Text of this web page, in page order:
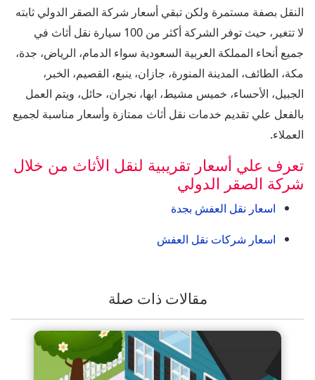
النقل بصفة مستمرة ولكن تبقي أسعار شركة الصقر الدولي ثابته
لا تتغير، حيث توفر الشركة أكثر من 100 سيارة نقل أثاث في
جميع أنحاء المملكة العربية السعودية سواء الدمام، الرياض، جدة،
مكة، الطائف، المدينة المنورة، جازان، ينبع، القصيم، الخبر،
الجبيل، الأحساء، خميس مشيط، ابها، نجران، حائل، ويتم العمل
بالفعل علي تقديم خدمات نقل أثاث ممتازة وأسعار مناسبة لجميع
العملاء.
تعرف علي أسعار تقريبية لنقل الأثاث من خلال
شركة الصقر الدولي
اسعار نقل العفش بجدة
اسعار شركات نقل العفش
مقالات ذات صلة